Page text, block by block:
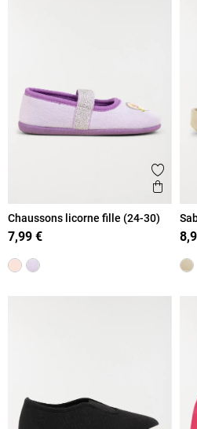
Ajouter
Chaussons licorne fille (24-30)
7,99 €